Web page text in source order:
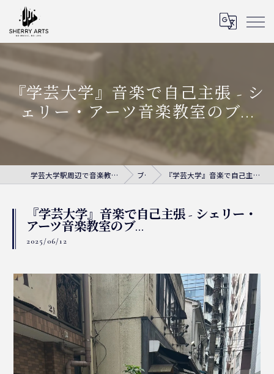
『学芸大学』音楽で自己主張 - シ
ェリー・アーツ音楽教室のブ...
学芸大学駅周辺で音楽教室ならシェリー・アーツ音楽教室 ブログ 『学芸大学』音楽で自己主張 - シェリー・アーツ音楽教室のブ...
『学芸大学』音楽で自己主張 - シェリー・
アーツ音楽教室のブ...
2025/06/12